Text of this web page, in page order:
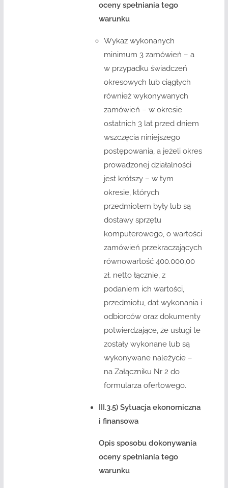
oceny spełniania tego
warunku
Wykaz wykonanych
minimum 3 zamówień – a
w przypadku świadczeń
okresowych lub ciągłych
również wykonywanych
zamówień – w okresie
ostatnich 3 lat przed dniem
wszczęcia niniejszego
postępowania, a jeżeli okres
prowadzonej działalności
jest krótszy – w tym
okresie, których
przedmiotem były lub są
dostawy sprzętu
komputerowego, o wartości
zamówień przekraczających
równowartość 400.000,00
zł. netto łącznie, z
podaniem ich wartości,
przedmiotu, dat wykonania i
odbiorców oraz dokumenty
potwierdzające, że usługi te
zostały wykonane lub są
wykonywane należycie –
na Załączniku Nr 2 do
formularza ofertowego.
III.3.5) Sytuacja ekonomiczna
i finansowa
Opis sposobu dokonywania
oceny spełniania tego
warunku